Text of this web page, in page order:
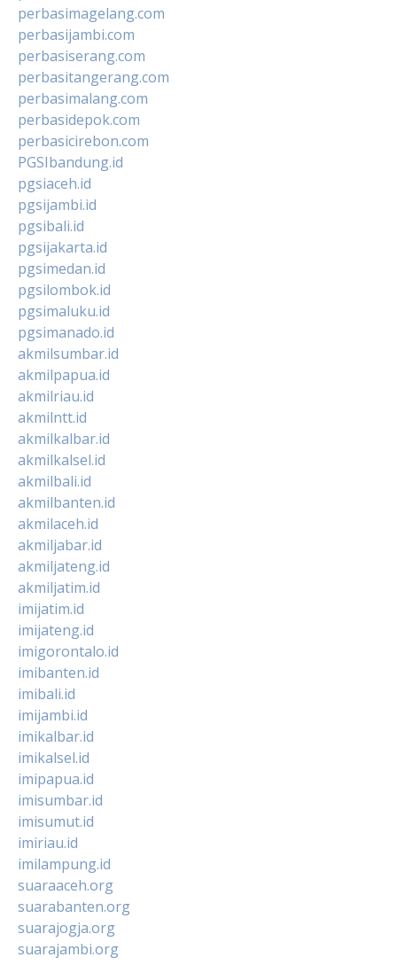
perbasimagelang.com
perbasijambi.com
perbasiserang.com
perbasitangerang.com
perbasimalang.com
perbasidepok.com
perbasicirebon.com
PGSIbandung.id
pgsiaceh.id
pgsijambi.id
pgsibali.id
pgsijakarta.id
pgsimedan.id
pgsilombok.id
pgsimaluku.id
pgsimanado.id
akmilsumbar.id
akmilpapua.id
akmilriau.id
akmilntt.id
akmilkalbar.id
akmilkalsel.id
akmilbali.id
akmilbanten.id
akmilaceh.id
akmiljabar.id
akmiljateng.id
akmiljatim.id
imijatim.id
imijateng.id
imigorontalo.id
imibanten.id
imibali.id
imijambi.id
imikalbar.id
imikalsel.id
imipapua.id
imisumbar.id
imisumut.id
imiriau.id
imilampung.id
suaraaceh.org
suarabanten.org
suarajogja.org
suarajambi.org